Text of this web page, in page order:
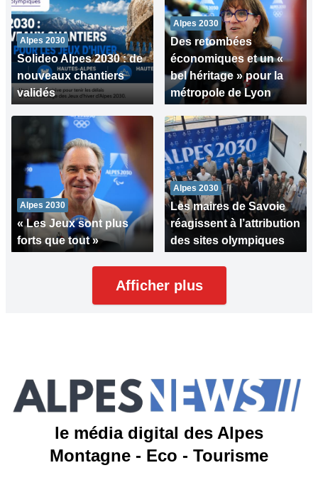
Alpes 2030
Solideo Alpes 2030 : de
nouveaux chantiers
validés
Alpes 2030
Des retombées
économiques et un «
bel héritage » pour la
métropole de Lyon
Alpes 2030
« Les Jeux sont plus
forts que tout »
Alpes 2030
Les maires de Savoie
réagissent à l’attribution
des sites olympiques
Afficher plus
le média digital des Alpes
Montagne - Eco - Tourisme